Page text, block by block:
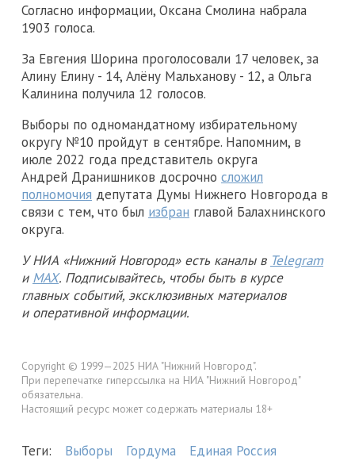
Согласно информации, Оксана Смолина набрала
1903 голоса.
За Евгения Шорина проголосовали 17 человек, за
Алину Елину - 14, Алёну Мальханову - 12, а Ольга
Калинина получила 12 голосов.
Выборы по одномандатному избирательному
округу №10 пройдут в сентябре. Напомним, в
июле 2022 года представитель округа
Андрей Дранишников досрочно сложил
полномочия депутата Думы Нижнего Новгорода в
связи с тем, что был избран главой Балахнинского
округа.
У НИА «Нижний Новгород» есть каналы в Telegram
и MAX. Подписывайтесь, чтобы быть в курсе
главных событий, эксклюзивных материалов
и оперативной информации.
Copyright © 1999—2025 НИА "Нижний Новгород".
При перепечатке гиперссылка на НИА "Нижний Новгород"
обязательна.
Настоящий ресурс может содержать материалы 18+
Теги: Выборы Гордума Единая Россия